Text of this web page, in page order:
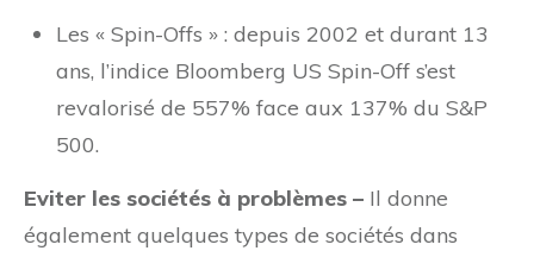
Les « Spin-Offs » : depuis 2002 et durant 13
ans, l’indice Bloomberg US Spin-Off s’est
revalorisé de 557% face aux 137% du S&P
500.
Eviter les sociétés à problèmes – Il donne
également quelques types de sociétés dans